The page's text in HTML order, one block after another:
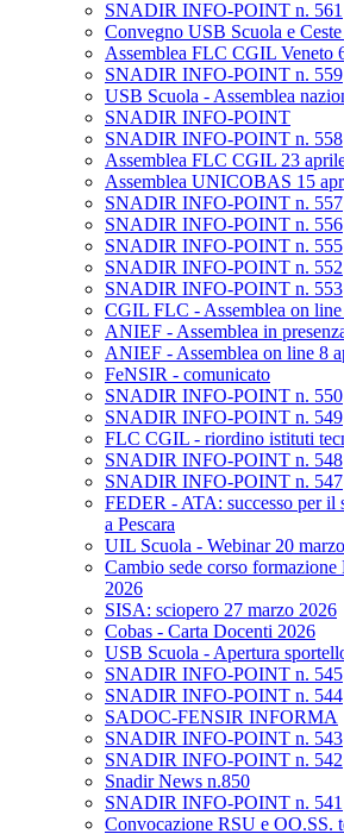
SNADIR INFO-POINT n. 561
Convegno USB Scuola e
Assemblea FLC CGIL Veneto
SNADIR INFO-POINT n. 559
USB Scuola - Assemblea
SNADIR INFO-POINT
SNADIR INFO-POINT n. 558
Assemblea FLC CGIL 23
Assemblea UNICOBAS 15
SNADIR INFO-POINT n. 557
SNADIR INFO-POINT n. 556
SNADIR INFO-POINT n. 555
SNADIR INFO-POINT n. 552
SNADIR INFO-POINT n. 553
CGIL FLC - Assemblea on
ANIEF - Assemblea in
ANIEF - Assemblea on line 8
FeNSIR - comunicato
SNADIR INFO-POINT n. 550
SNADIR INFO-POINT n. 549
FLC CGIL - riordino istituti
SNADIR INFO-POINT n. 548
SNADIR INFO-POINT n. 547
FEDER - ATA: successo per il
a Pescara
UIL Scuola - Webinar 20
Cambio sede corso
2026
SISA: sciopero 27 marzo 2026
Cobas - Carta Docenti 2026
USB Scuola - Apertura
SNADIR INFO-POINT n. 545
SNADIR INFO-POINT n. 544
SADOC-FENSIR INFORMA
SNADIR INFO-POINT n. 543
SNADIR INFO-POINT n. 542
Snadir News n.850
SNADIR INFO-POINT n. 541
Convocazione RSU e OO.SS.